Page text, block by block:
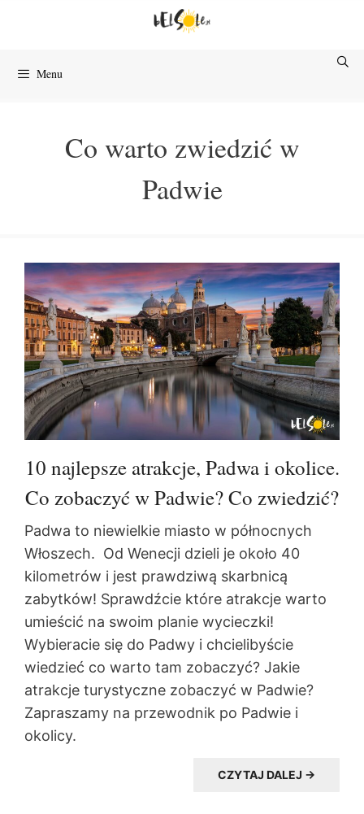
Menu
Co warto zwiedzić w
Padwie
10 najlepsze atrakcje, Padwa i okolice.
Co zobaczyć w Padwie? Co zwiedzić?
Padwa to niewielkie miasto w północnych
Włoszech. Od Wenecji dzieli je około 40
kilometrów i jest prawdziwą skarbnicą
zabytków! Sprawdźcie które atrakcje warto
umieścić na swoim planie wycieczki!
Wybieracie się do Padwy i chcielibyście
wiedzieć co warto tam zobaczyć? Jakie
atrakcje turystyczne zobaczyć w Padwie?
Zapraszamy na przewodnik po Padwie i
okolicy.
CZYTAJ DALEJ →